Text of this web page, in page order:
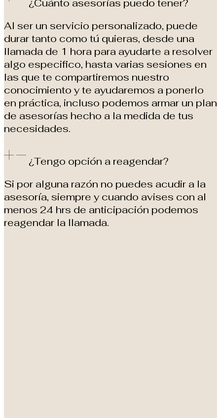
¿Cuánto asesorías puedo tener?
Al ser un servicio personalizado, puede
durar tanto como tú quieras, desde una
llamada de 1 hora para ayudarte a resolver
algo especifico, hasta varias sesiones en
las que te compartiremos nuestro
conocimiento y te ayudaremos a ponerlo
en práctica, incluso podemos armar un plan
de asesorías hecho a la medida de tus
necesidades.
¿Tengo opción a reagendar?
Si por alguna razón no puedes acudir a la
asesoría, siempre y cuando avises con al
menos 24 hrs de anticipación podemos
reagendar la llamada.